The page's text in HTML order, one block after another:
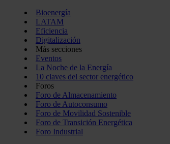
Bioenergía
LATAM
Eficiencia
Digitalización
Más secciones
Eventos
La Noche de la Energía
10 claves del sector energético
Foros
Foro de Almacenamiento
Foro de Autoconsumo
Foro de Movilidad Sostenible
Foro de Transición Energética
Foro Industrial